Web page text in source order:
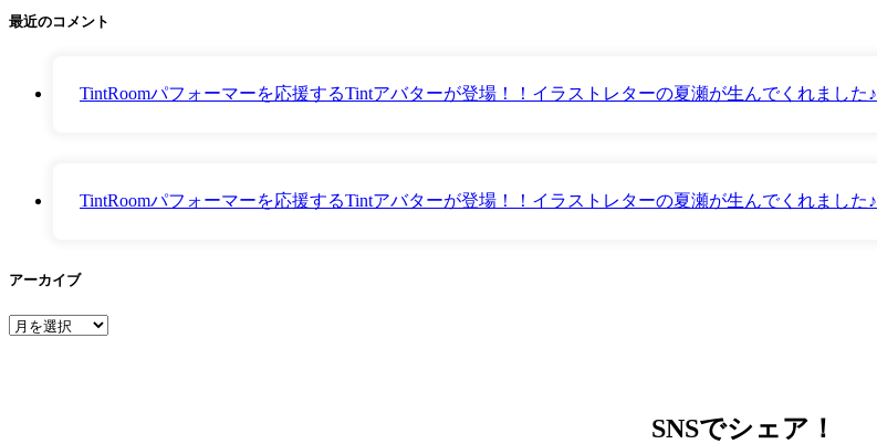
最近のコメント
TintRoomパフォーマーを応援するTintアバターが登場！！イラストレターの夏瀬が生んでくれました♪
TintRoomパフォーマーを応援するTintアバターが登場！！イラストレターの夏瀬が生んでくれました♪
アーカイブ
ア
SNSでシェア！